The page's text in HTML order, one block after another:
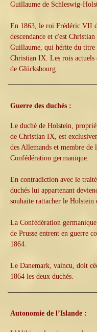
Guillaume de Schleswig-
En 1863, le roi Frédéric VII
descendance et c'est
Guillaume, qui hérite du titre
Christian IX. Les rois actuels
de Glücksbourg.
Guerre des duchés :
Le duché de Holstein,
de Christian IX, est
des Allemands et membre de
Confédération germanique.
En contradiction avec le
duchés lui appartenant
souhaite rattacher le Holstein
La Confédération
de Prusse entrent en guerre
1864.
Le Danemark, vaincu, doit
1864 les deux duchés.
Autonomie de l’Islande :